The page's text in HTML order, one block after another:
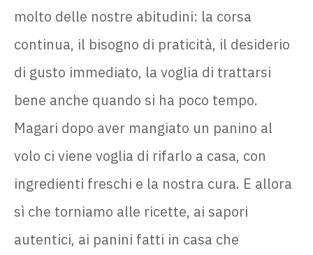
molto delle nostre abitudini: la corsa
continua, il bisogno di praticità, il desiderio
di gusto immediato, la voglia di trattarsi
bene anche quando si ha poco tempo.
Magari dopo aver mangiato un panino al
volo ci viene voglia di rifarlo a casa, con
ingredienti freschi e la nostra cura. E allora
sì che torniamo alle ricette, ai sapori
autentici, ai panini fatti in casa che